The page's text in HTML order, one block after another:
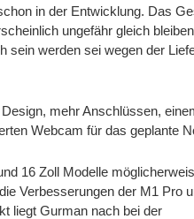
in der Entwicklung. Das
ungefähr gleich
sein werden sei wegen der
mehr Anschlüssen,
Webcam für das geplante
16 Zoll Modelle
Verbesserungen der M1 Pro
liegt Gurman nach bei der